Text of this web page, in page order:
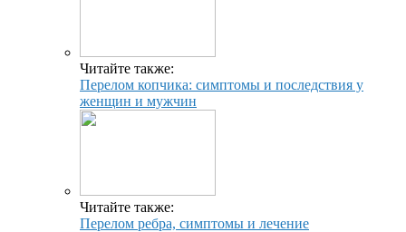
Читайте также:
Перелом копчика: симптомы и последствия у
женщин и мужчин
Читайте также:
Перелом ребра, симптомы и лечение